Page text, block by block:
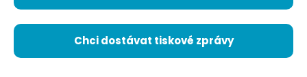
Chci dostávat tiskové zprávy